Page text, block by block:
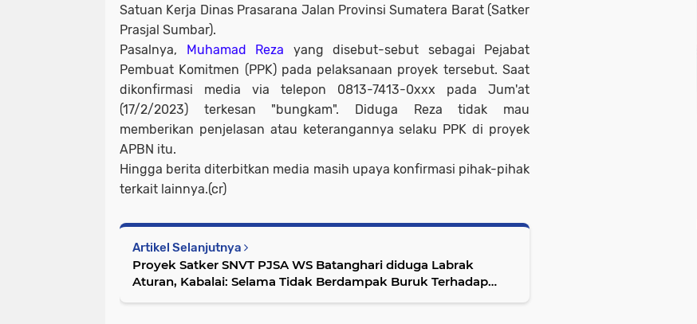
Satuan Kerja Dinas Prasarana Jalan Provinsi Sumatera Barat (Satker
Prasjal Sumbar).
Pasalnya,
Muhamad Reza yang disebut-sebut sebagai Pejabat
Pembuat Komitmen (PPK) pada pelaksanaan proyek tersebut. Saat
dikonfirmasi media via telepon 0813-7413-0xxx pada Jum'at
(17/2/2023) terkesan "bungkam". Diduga Reza tidak mau
memberikan penjelasan atau keterangannya selaku PPK di proyek
APBN itu.
Hingga berita diterbitkan media masih upaya konfirmasi pihak-pihak
terkait lainnya.(cr)
Artikel Selanjutnya
Proyek Satker SNVT PJSA WS Batanghari diduga Labrak
Aturan, Kabalai: Selama Tidak Berdampak Buruk Terhadap